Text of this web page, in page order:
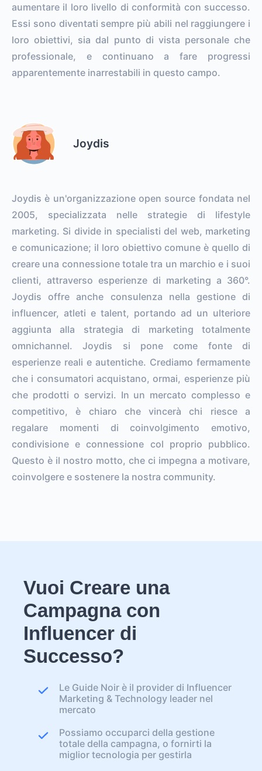
aumentare il loro livello di conformità con successo.
Essi sono diventati sempre più abili nel raggiungere i
loro obiettivi, sia dal punto di vista personale che
professionale, e continuano a fare progressi
apparentemente inarrestabili in questo campo.
Joydis
Joydis è un'organizzazione open source fondata nel
2005, specializzata nelle strategie di lifestyle
marketing. Si divide in specialisti del web, marketing
e comunicazione; il loro obiettivo comune è quello di
creare una connessione totale tra un marchio e i suoi
clienti, attraverso esperienze di marketing a 360°.
Joydis offre anche consulenza nella gestione di
influencer, atleti e talent, portando ad un ulteriore
aggiunta alla strategia di marketing totalmente
omnichannel. Joydis si pone come fonte di
esperienze reali e autentiche. Crediamo fermamente
che i consumatori acquistano, ormai, esperienze più
che prodotti o servizi. In un mercato complesso e
competitivo, è chiaro che vincerà chi riesce a
regalare momenti di coinvolgimento emotivo,
condivisione e connessione col proprio pubblico.
Questo è il nostro motto, che ci impegna a motivare,
coinvolgere e sostenere la nostra community.
Vuoi Creare una
Campagna con
Influencer di
Successo?
Le Guide Noir è il provider di Influencer
Marketing & Technology leader nel
mercato
Possiamo occuparci della gestione
totale della campagna, o fornirti la
miglior tecnologia per gestirla